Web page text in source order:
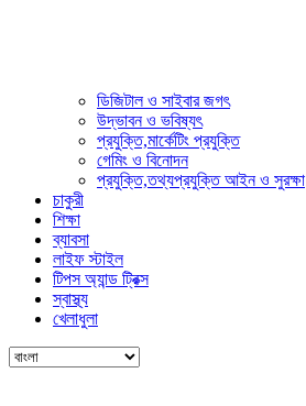
ডিজিটাল ও সাইবার জগৎ
উদ্ভাবন ও ভবিষ্যৎ
প্রযুক্তি,মার্কেটিং প্রযুক্তি
গেমিং ও বিনোদন
প্রযুক্তি,তথ্যপ্রযুক্তি আইন ও সুরক্ষা
চাকুরী
শিক্ষা
ব্যাবসা
লাইফ স্টাইল
টিপস অ্যান্ড ট্রিক্স
স্বাস্থ্য
খেলাধুলা